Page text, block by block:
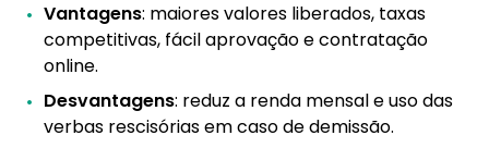
Vantagens: maiores valores liberados, taxas
competitivas, fácil aprovação e contratação
online.
Desvantagens: reduz a renda mensal e uso das
verbas rescisórias em caso de demissão.